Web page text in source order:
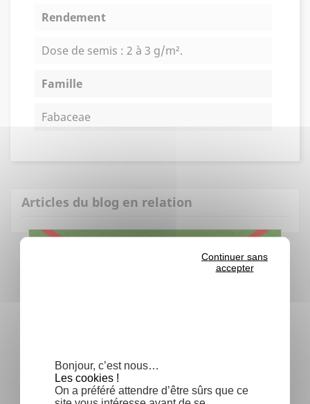
Bonjour, c’est nous…
Les cookies !
On a préféré attendre d’être sûrs que ce
Continuer sans
accepter
Rendement
Dose de semis : 2 à 3 g/m².
Famille
Fabaceae
Articles du blog en relation